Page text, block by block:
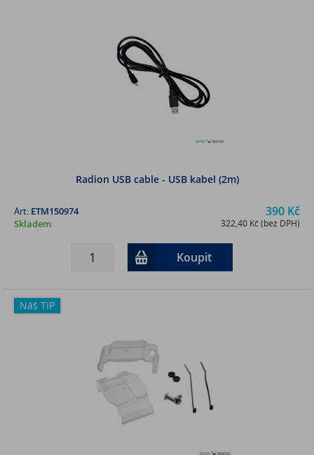
Radion USB cable - USB kabel (2m)
390 Kč
322,40 Kč (bez DPH)
Art: ETM150974
Skladem
Koupit
Náš TIP